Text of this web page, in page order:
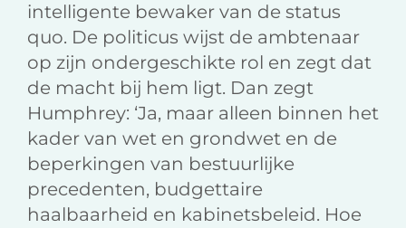
intelligente bewaker van de status
quo. De politicus wijst de ambtenaar
op zijn ondergeschikte rol en zegt dat
de macht bij hem ligt. Dan zegt
Humphrey: ‘Ja, maar alleen binnen het
kader van wet en grondwet en de
beperkingen van bestuurlijke
precedenten, budgettaire
haalbaarheid en kabinetsbeleid. Hoe